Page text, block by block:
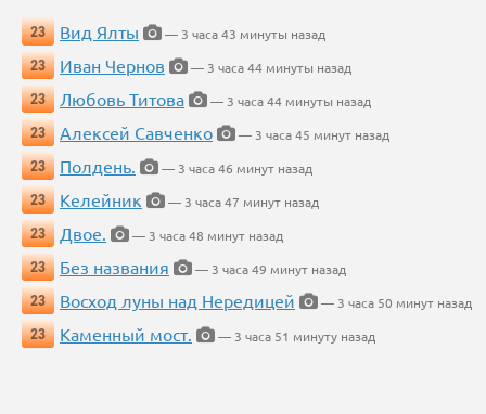
23 Вид Ялты
— 3 часа 43 минуты назад
23
Иван Чернов
— 3 часа 44 минуты назад
23
Любовь Титова
— 3 часа 44 минуты назад
23
Алексей Савченко
— 3 часа 45 минут назад
23
Полдень.
— 3 часа 46 минут назад
23
Келейник
— 3 часа 47 минут назад
23
Двое.
— 3 часа 48 минут назад
23
Без названия
— 3 часа 49 минут назад
23
Восход луны над Нередицей
— 3 часа 50 минут назад
23
Каменный мост. — 3 часа 51 минуту назад